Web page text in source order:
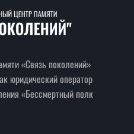
37
38
39
40
37
38
39
40
«Связь поколений»
юридический оператор
«Бессмертный полк